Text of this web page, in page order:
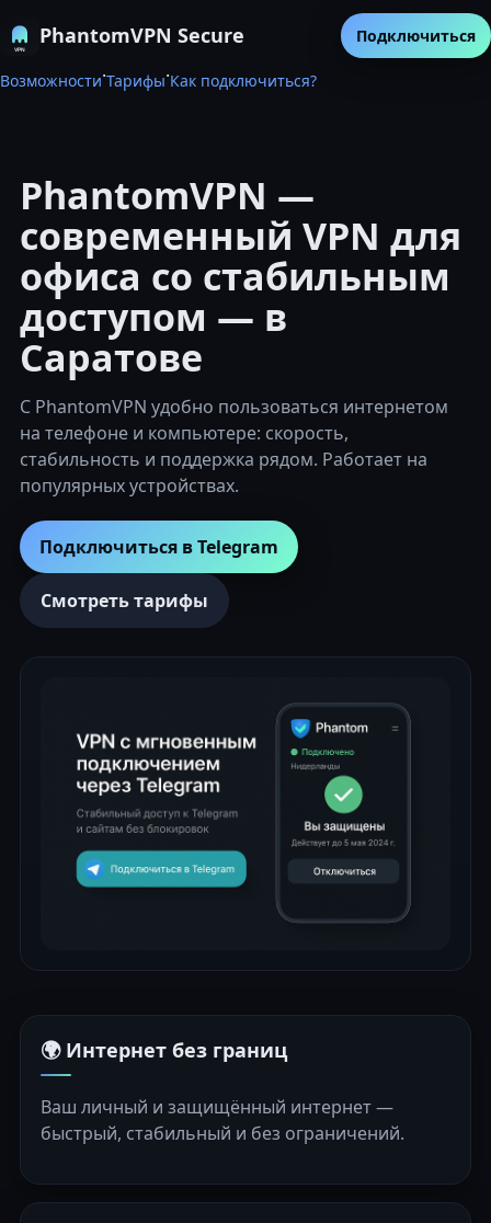
PhantomVPN Secure
Возможности·Тарифы·Как подключиться?
Подключиться
PhantomVPN —
современный VPN для
офиса со стабильным
доступом — в
Саратове
С PhantomVPN удобно пользоваться интернетом
на телефоне и компьютере: скорость,
стабильность и поддержка рядом. Работает на
популярных устройствах.
Подключиться в Telegram
Смотреть тарифы
🌍 Интернет без границ
Ваш личный и защищённый интернет —
быстрый, стабильный и без ограничений.